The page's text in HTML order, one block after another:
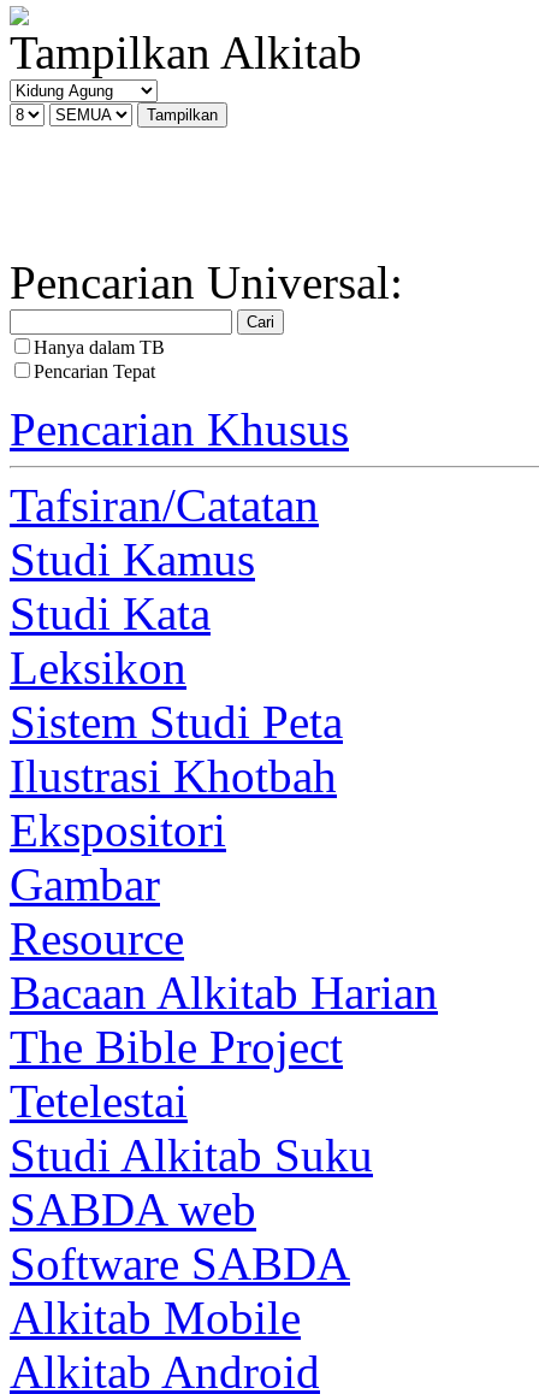
Tampilkan Alkitab
Pencarian Universal:
Hanya dalam TB
Pencarian Tepat
Pencarian Khusus
Tafsiran/Catatan
Studi Kamus
Studi Kata
Leksikon
Sistem Studi Peta
Ilustrasi Khotbah
Ekspositori
Gambar
Resource
Bacaan Alkitab Harian
The Bible Project
Tetelestai
Studi Alkitab Suku
SABDA web
Software SABDA
Alkitab Mobile
Alkitab Android